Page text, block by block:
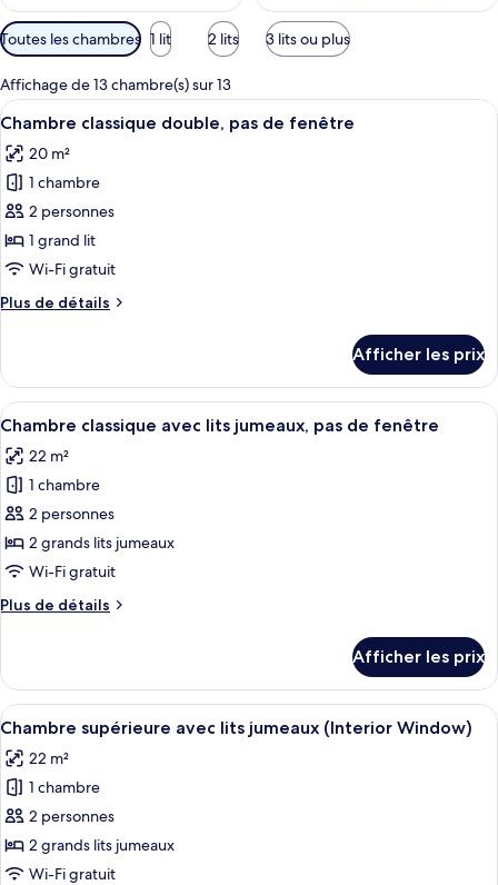
Filtres
disponibles
pour
les
chambres
Toutes les chambres 1 lit 2 lits 3 lits ou plus
Affichage de 13 chambre(s) sur 13
Afficher
toutes
les
photos
pour
ce
type
chambre :
double,
pas
de
fenêtre
Une chambre d’hôtel moderne,
6
Chambre classique double, pas de fenêtre
20 m²
1 chambre
2 personnes
1 grand lit
Wi-Fi gratuit
Plus de détails
Plus
Chambre
classique
double,
de
fenêtre
Afficher les prix
Afficher
toutes
les
photos
pour
ce
type
chambre :
avec
lits
jumeaux,
pas
de
fenêtre
Une chambre d’hôtel moderne
7
Chambre classique avec lits jumeaux, pas de fenêtre
22 m²
1 chambre
2 personnes
2 grands lits jumeaux
Wi-Fi gratuit
Plus de détails
Plus
Chambre
classique
avec
jumeaux,
pas
de
fenêtre
Afficher les prix
Afficher
toutes
les
photos
pour
ce
type
Une chambre d’hôtel avec un
9
Chambre supérieure avec lits jumeaux (Interior Window)
22 m²
1 chambre
2 personnes
2 grands lits jumeaux
Wi-Fi gratuit